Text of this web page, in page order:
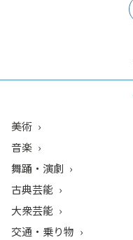
美術
音楽
舞踊・演劇
古典芸能
大衆芸能
交通・乗り物